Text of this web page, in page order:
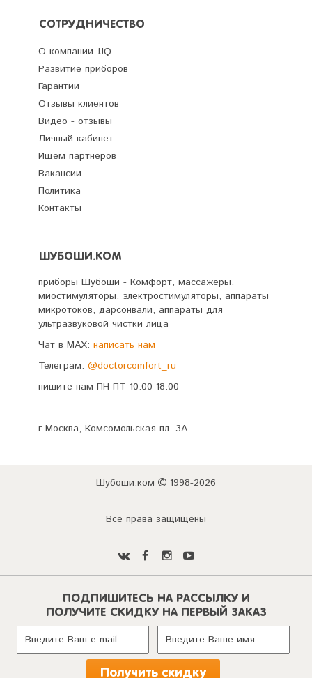
СОТРУДНИЧЕСТВО
О компании JJQ
Развитие приборов
Гарантии
Отзывы клиентов
Видео - отзывы
Личный кабинет
Ищем партнеров
Вакансии
Политика
Контакты
ШУБОШИ.КОМ
приборы Шубоши - Комфорт, массажеры,
миостимуляторы, электростимуляторы, аппараты
микротоков, дарсонвали, аппараты для
ультразвуковой чистки лица
Чат в MAX: написать нам
Телеграм: @doctorcomfort_ru
пишите нам ПН-ПТ 10:00-18:00
г.Москва, Комсомольская пл. 3А
Шубоши.ком 1998-2026
Все права защищены
ПОДПИШИТЕСЬ НА РАССЫЛКУ И
ПОЛУЧИТЕ СКИДКУ НА ПЕРВЫЙ ЗАКАЗ